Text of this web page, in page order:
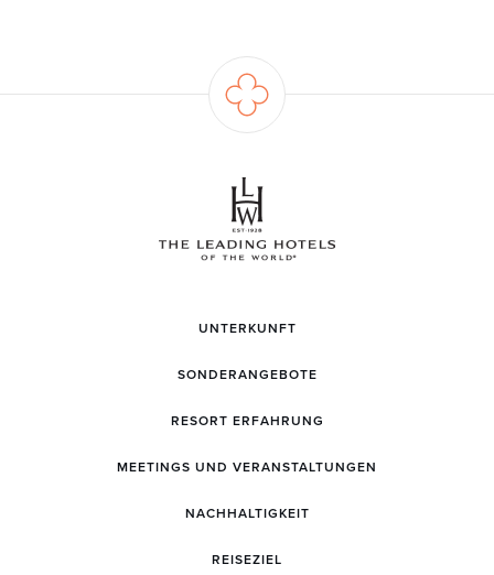
UNTERKUNFT
SONDERANGEBOTE
RESORT ERFAHRUNG
MEETINGS UND VERANSTALTUNGEN
NACHHALTIGKEIT
REISEZIEL